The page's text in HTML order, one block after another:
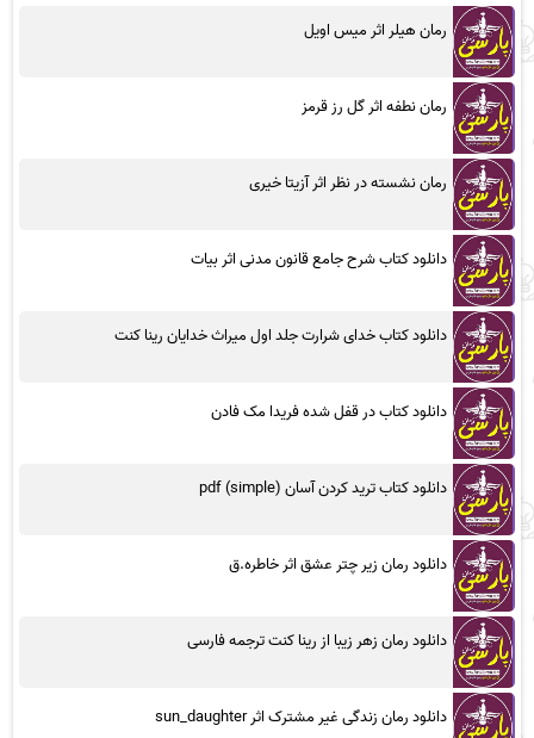
رمان هیلر اثر میس اویل
رمان نطفه اثر گل رز قرمز
رمان نشسته در نظر اثر آزیتا خیری
دانلود کتاب شرح جامع قانون مدنی اثر بیات
دانلود کتاب خدای شرارت جلد اول میراث خدایان رینا کنت
دانلود کتاب در قفل شده فریدا مک فادن
دانلود کتاب ترید کردن آسان (simple) pdf
دانلود رمان زیر چتر عشق اثر خاطره.ق
دانلود رمان زهر زیبا از رینا کنت ترجمه فارسی
دانلود رمان زندگی غیر مشترک اثر sun_daughter